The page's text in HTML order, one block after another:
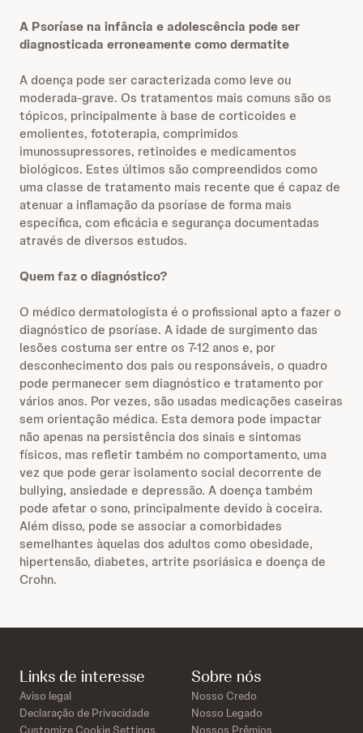
A Psoríase na infância e adolescência pode ser
diagnosticada erroneamente como dermatite
A doença pode ser caracterizada como leve ou
moderada-grave. Os tratamentos mais comuns são os
tópicos, principalmente à base de corticoides e
emolientes, fototerapia, comprimidos
imunossupressores, retinoides e medicamentos
biológicos. Estes últimos são compreendidos como
uma classe de tratamento mais recente que é capaz de
atenuar a inflamação da psoríase de forma mais
específica, com eficácia e segurança documentadas
através de diversos estudos.
Quem faz o diagnóstico?
O médico dermatologista é o profissional apto a fazer o
diagnóstico de psoríase. A idade de surgimento das
lesões costuma ser entre os 7-12 anos e, por
desconhecimento dos pais ou responsáveis, o quadro
pode permanecer sem diagnóstico e tratamento por
vários anos. Por vezes, são usadas medicações caseiras
sem orientação médica. Esta demora pode impactar
não apenas na persistência dos sinais e sintomas
físicos, mas refletir também no comportamento, uma
vez que pode gerar isolamento social decorrente de
bullying, ansiedade e depressão. A doença também
pode afetar o sono, principalmente devido à coceira.
Além disso, pode se associar a comorbidades
semelhantes àquelas dos adultos como obesidade,
hipertensão, diabetes, artrite psoriásica e doença de
Crohn.
Sobre nós
Nosso Credo
Nosso Legado
Nossos Prêmios
Links de interesse
Aviso legal
Declaração de Privacidade
Customize Cookie Settings